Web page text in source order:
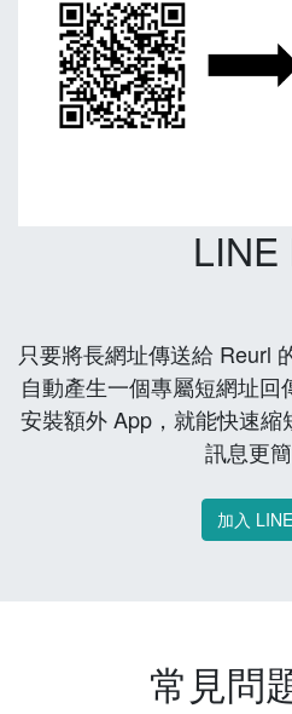
LINE
只要將長網址傳送給 Reurl
自動產生一個專屬短網址
安裝額外 App，就能快速縮
訊息更簡
加入
常見問